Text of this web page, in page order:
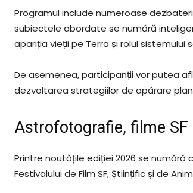
Programul include numeroase
subiectele abordate se numără
apariția vieții pe Terra și rolul sistemului
De asemenea, participanții vor putea
dezvoltarea strategiilor de apărare
Astrofotografie, filme
Printre noutățile ediției 2026 se
Festivalului de Film SF, Științific și de